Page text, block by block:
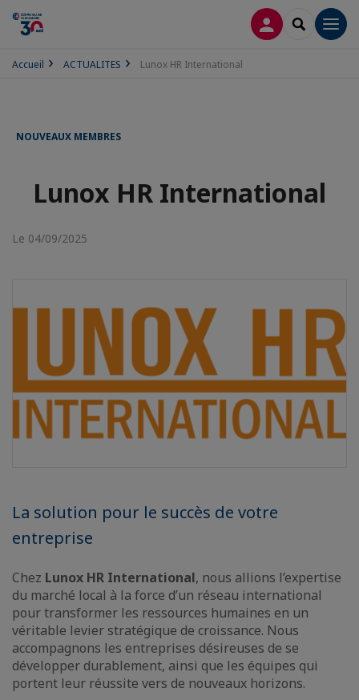
CONNEXION
Accueil ACTUALITES Lunox HR International
NOUVEAUX MEMBRES
Lunox HR International
Le 04/09/2025
La solution pour le succès de votre
entreprise
Chez Lunox HR International, nous allions l’expertise
du marché local à la force d’un réseau international
pour transformer les ressources humaines en un
véritable levier stratégique de croissance. Nous
accompagnons les entreprises désireuses de se
développer durablement, ainsi que les équipes qui
portent leur réussite vers de nouveaux horizons.